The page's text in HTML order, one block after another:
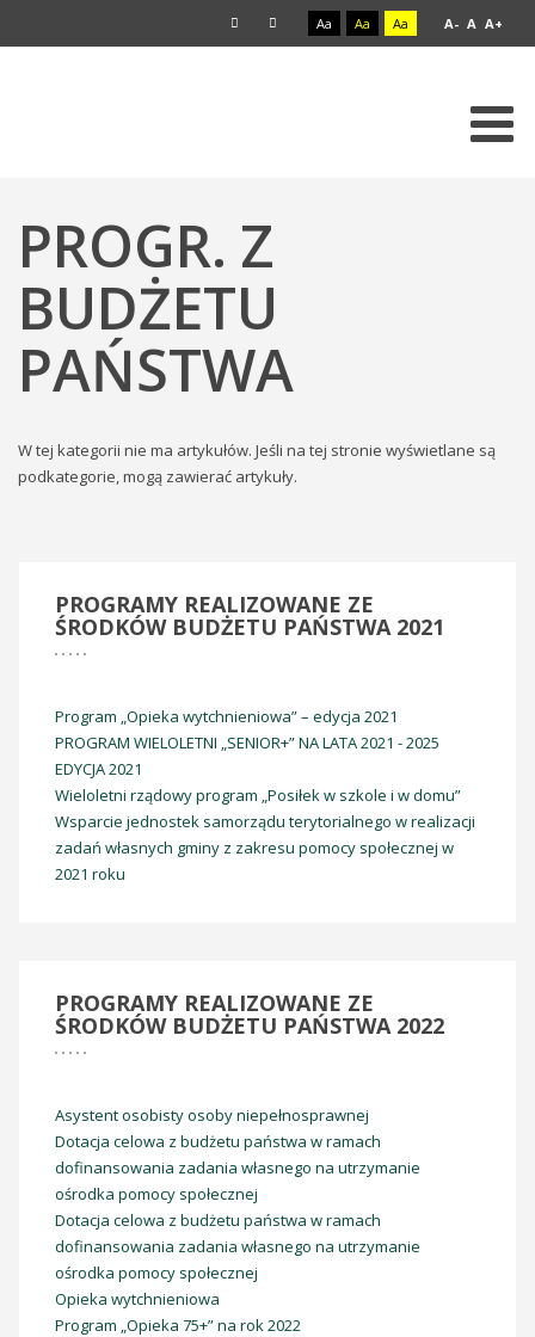
Aa Aa Aa A- A A+
PROGR. Z
BUDŻETU
PAŃSTWA
W tej kategorii nie ma artykułów. Jeśli na tej stronie wyświetlane są
podkategorie, mogą zawierać artykuły.
PROGRAMY REALIZOWANE ZE
ŚRODKÓW BUDŻETU PAŃSTWA 2021
Program „Opieka wytchnieniowa” – edycja 2021
PROGRAM WIELOLETNI „SENIOR+” NA LATA 2021 - 2025
EDYCJA 2021
Wieloletni rządowy program „Posiłek w szkole i w domu”
Wsparcie jednostek samorządu terytorialnego w realizacji
zadań własnych gminy z zakresu pomocy społecznej w
2021 roku
PROGRAMY REALIZOWANE ZE
ŚRODKÓW BUDŻETU PAŃSTWA 2022
Asystent osobisty osoby niepełnosprawnej
Dotacja celowa z budżetu państwa w ramach
dofinansowania zadania własnego na utrzymanie
ośrodka pomocy społecznej
Dotacja celowa z budżetu państwa w ramach
dofinansowania zadania własnego na utrzymanie
ośrodka pomocy społecznej
Opieka wytchnieniowa
Program „Opieka 75+” na rok 2022